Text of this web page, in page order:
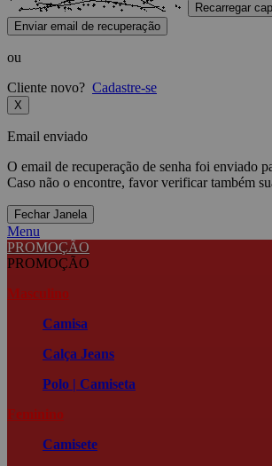
Recarregar
Enviar email de recuperação
ou
Cliente novo? Cadastre-se
X
Email enviado
O email de recuperação de senha foi enviado
Caso não o encontre, favor verificar também
Fechar Janela
Menu
PROMOÇÃO
PROMOÇÃO
Masculino
Camisa
Calça Jeans
Polo | Camiseta
Feminino
Camisete